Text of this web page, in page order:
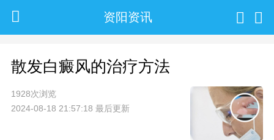
资阳资讯
散发白癜风的治疗方法
1928次浏览
2024-08-18 21:57:18 最后更新